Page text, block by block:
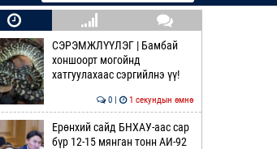
СЭРЭМЖЛҮҮЛЭГ | Бамбай
хоншоорт могойнд
хатгуулахаас сэргийлнэ үү!
0 | 1 секундын өмнө
Ерөнхий сайд БНХАУ-аас сар
бүр 12-15 мянган тонн АИ-92